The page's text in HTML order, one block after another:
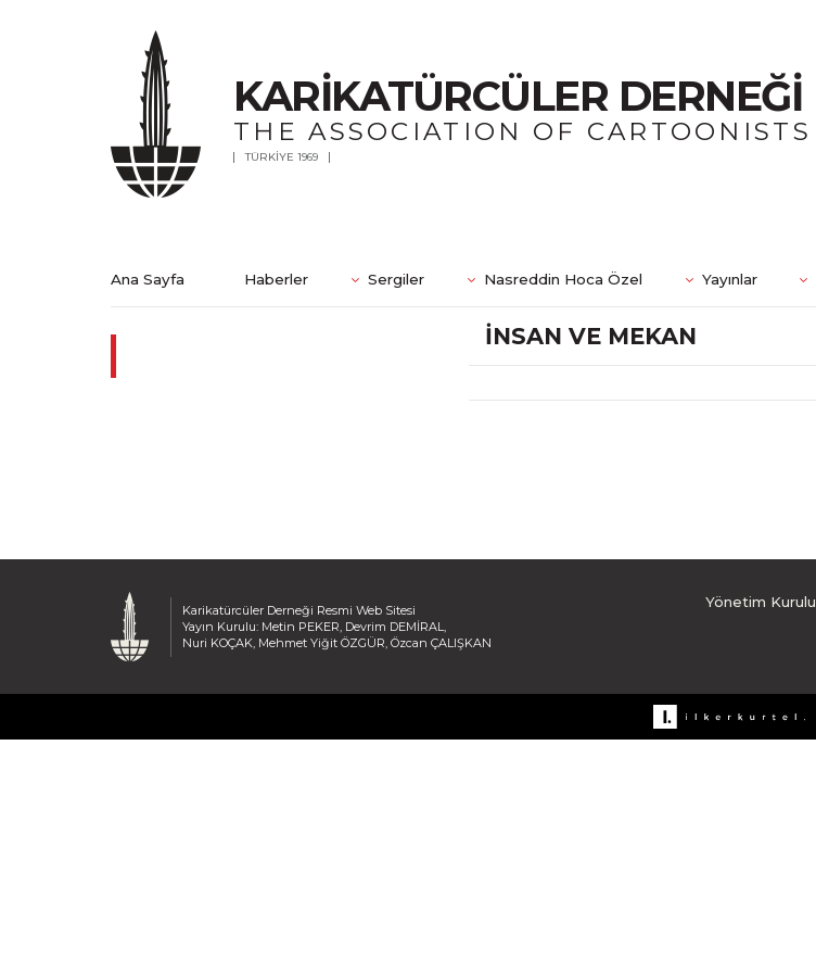
KARİKATÜRCÜLER DERNEĞİ
THE ASSOCIATION OF CARTOONISTS
TÜRKİYE 1969
Ana Sayfa Haberler Sergiler Nasreddin Hoca Özel Yayınlar
İNSAN VE MEKAN
Karikatürcüler Derneği Resmi Web Sitesi
Yayın Kurulu: Metin PEKER, Devrim DEMİRAL,
Nuri KOÇAK, Mehmet Yiğit ÖZGÜR, Özcan ÇALIŞKAN
Yönetim Kurulu